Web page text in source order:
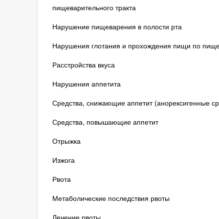
пищеварительного тракта
Нарушение пищеварения в полости рта
Нарушения глотания и прохождения пищи по
Расстройства вкуса
Нарушения аппетита
Средства, снижающие аппетит (анорексигенные
Средства, повышающие аппетит
Отрыжка
Изжога
Рвота
Метаболические последствия рвоты
Лечение рвоты